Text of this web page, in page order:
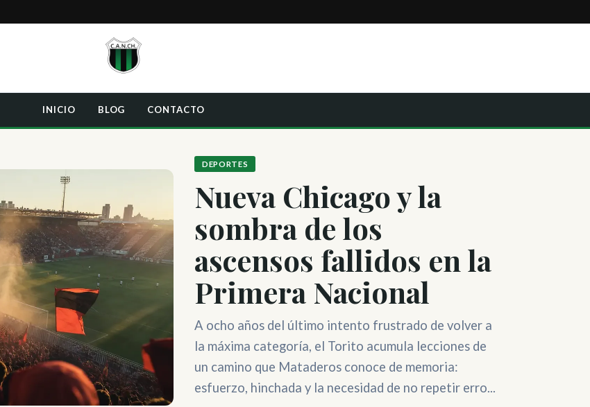
INICIO BLOG CONTACTO
DEPORTES
Nueva Chicago y la
sombra de los
ascensos fallidos en la
Primera Nacional
A ocho años del último intento frustrado de volver a
la máxima categoría, el Torito acumula lecciones de
un camino que Mataderos conoce de memoria:
esfuerzo, hinchada y la necesidad de no repetir erro...